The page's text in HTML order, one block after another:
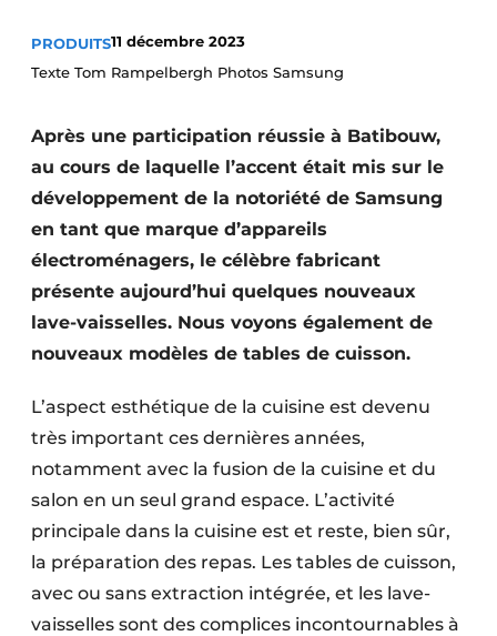
PRODUITS11 décembre 2023
Texte Tom Rampelbergh Photos Samsung
Après une participation réussie à Batibouw,
au cours de laquelle l’accent était mis sur le
développement de la notoriété de Samsung
en tant que marque d’appareils
électroménagers, le célèbre fabricant
présente aujourd’hui quelques nouveaux
lave-vaisselles. Nous voyons également de
nouveaux modèles de tables de cuisson.
L’aspect esthétique de la cuisine est devenu
très important ces dernières années,
notamment avec la fusion de la cuisine et du
salon en un seul grand espace. L’activité
principale dans la cuisine est et reste, bien sûr,
la préparation des repas. Les tables de cuisson,
avec ou sans extraction intégrée, et les lave-
vaisselles sont des complices incontournables à